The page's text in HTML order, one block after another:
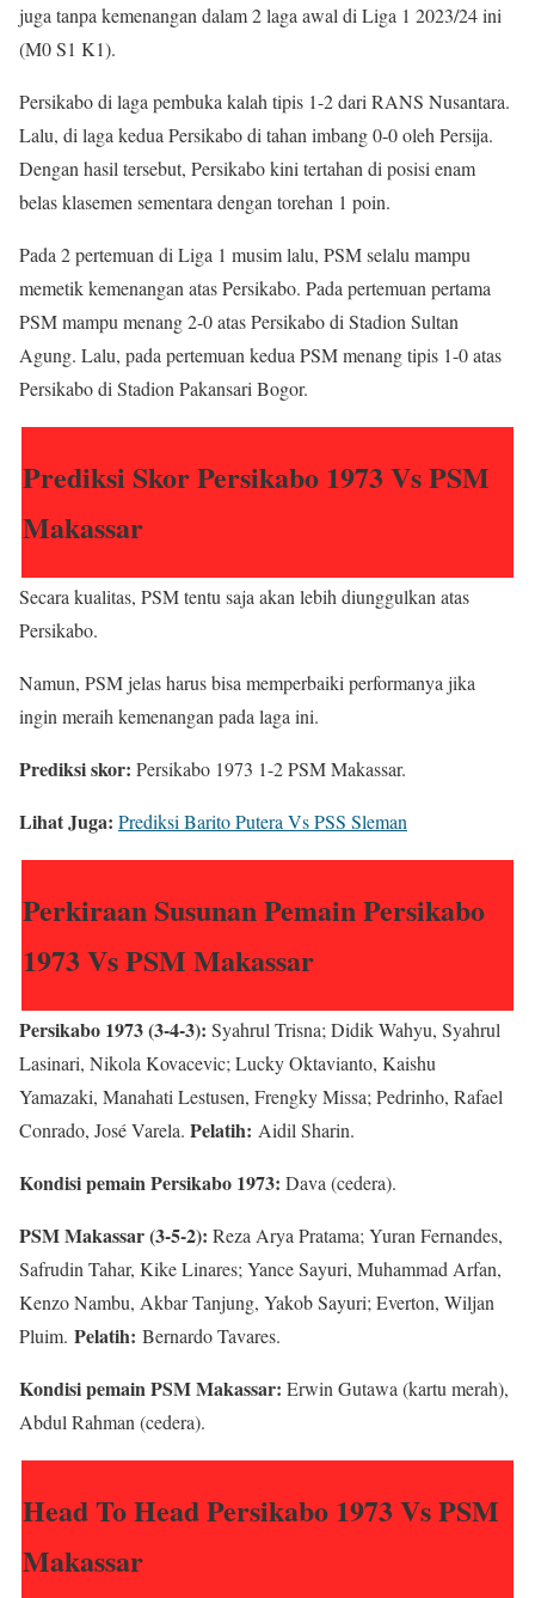
juga tanpa kemenangan dalam 2 laga awal di Liga 1 2023/24 ini
(M0 S1 K1).
Persikabo di laga pembuka kalah tipis 1-2 dari RANS Nusantara.
Lalu, di laga kedua Persikabo di tahan imbang 0-0 oleh Persija.
Dengan hasil tersebut, Persikabo kini tertahan di posisi enam
belas klasemen sementara dengan torehan 1 poin.
Pada 2 pertemuan di Liga 1 musim lalu, PSM selalu mampu
memetik kemenangan atas Persikabo. Pada pertemuan pertama
PSM mampu menang 2-0 atas Persikabo di Stadion Sultan
Agung. Lalu, pada pertemuan kedua PSM menang tipis 1-0 atas
Persikabo di Stadion Pakansari Bogor.
Prediksi Skor Persikabo 1973 Vs PSM
Makassar
Secara kualitas, PSM tentu saja akan lebih diunggulkan atas
Persikabo.
Namun, PSM jelas harus bisa memperbaiki performanya jika
ingin meraih kemenangan pada laga ini.
Prediksi skor: Persikabo 1973 1-2 PSM Makassar.
Lihat Juga: Prediksi Barito Putera Vs PSS Sleman
Perkiraan Susunan Pemain Persikabo
1973 Vs PSM Makassar
Persikabo 1973 (3-4-3): Syahrul Trisna; Didik Wahyu, Syahrul
Lasinari, Nikola Kovacevic; Lucky Oktavianto, Kaishu
Yamazaki, Manahati Lestusen, Frengky Missa; Pedrinho, Rafael
Conrado, José Varela. Pelatih: Aidil Sharin.
Kondisi pemain Persikabo 1973: Dava (cedera).
PSM Makassar (3-5-2): Reza Arya Pratama; Yuran Fernandes,
Safrudin Tahar, Kike Linares; Yance Sayuri, Muhammad Arfan,
Kenzo Nambu, Akbar Tanjung, Yakob Sayuri; Everton, Wiljan
Pluim. Pelatih: Bernardo Tavares.
Kondisi pemain PSM Makassar: Erwin Gutawa (kartu merah),
Abdul Rahman (cedera).
Head To Head Persikabo 1973 Vs PSM
Makassar